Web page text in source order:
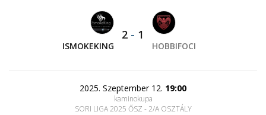
ISMOKEKING
2 - 1
HOBBIFOCI
2025. Szeptember 12. 19:00
kaminokupa
SORI LIGA 2025 ŐSZ - 2/A OSZTÁLY